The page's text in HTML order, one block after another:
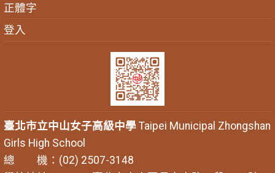
正體字
登入
臺北市立中山女子高級中學Taipei Municipal Zhongshan
Girls High School
總 機：(02) 2507-3148